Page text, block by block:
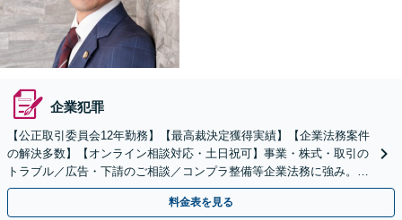
企業犯罪
【公正取引委員会12年勤務】【最高裁決定獲得実績】【企業法務案件
の解決多数】【オンライン相談対応・土日祝可】事業・株式・取引の
トラブル／広告・下請のご相談／コンプラ整備等企業法務に強み。株
式の相続／誹謗中傷対策／不動産問題まで幅広く対応！
料金表を見る